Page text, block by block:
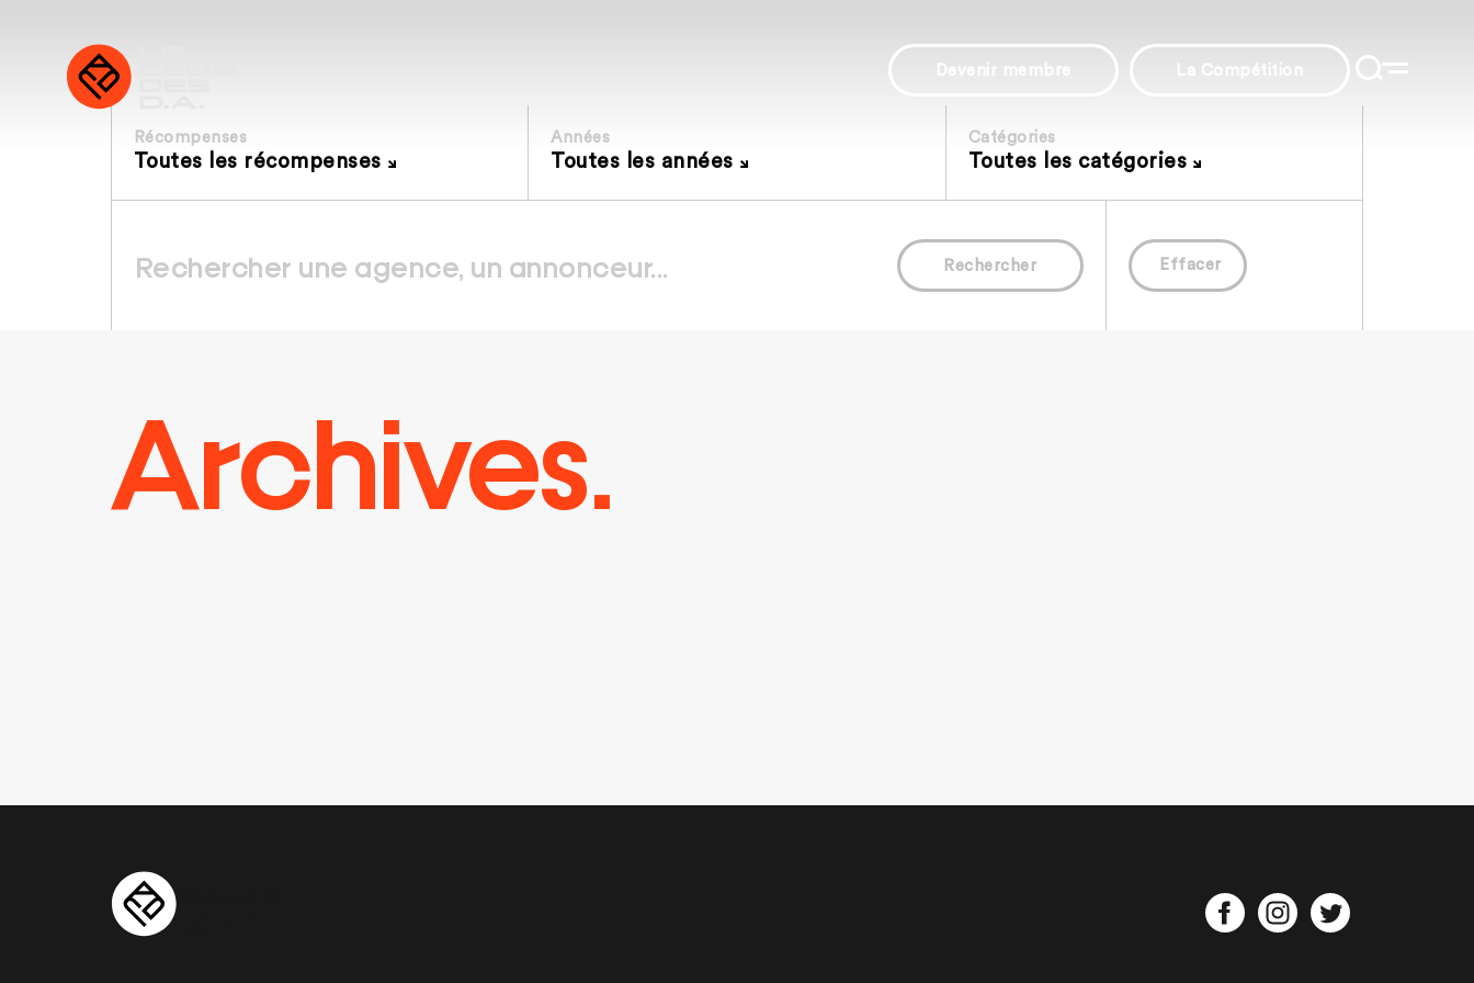
Devenir membre La Compétition
Récompenses
Toutes les récompenses
Années
Toutes les années
Catégories
Toutes les catégories
Rechercher Effacer
Archives.